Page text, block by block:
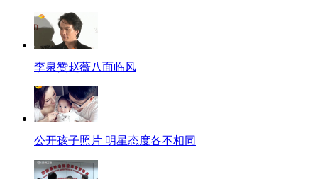
李泉赞赵薇八面临风
公开孩子照片 明星态度各不相同